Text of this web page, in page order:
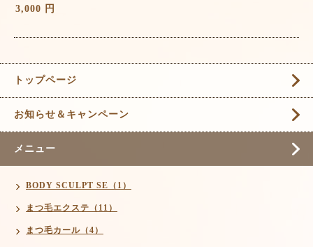
3,000 円
トップページ
お知らせ＆キャンペーン
メニュー
BODY SCULPT SE（1）
まつ毛エクステ（11）
まつ毛カール（4）